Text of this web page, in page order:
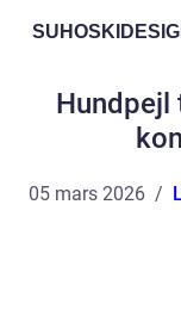
Hundpejl
05 mars 2026